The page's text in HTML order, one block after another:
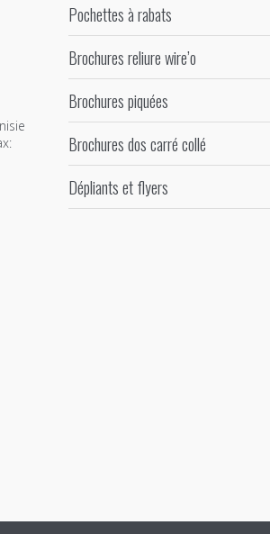
Pochettes à rabats
Brochures reliure wire’o
Brochures piquées
Brochures dos carré collé
Dépliants et flyers